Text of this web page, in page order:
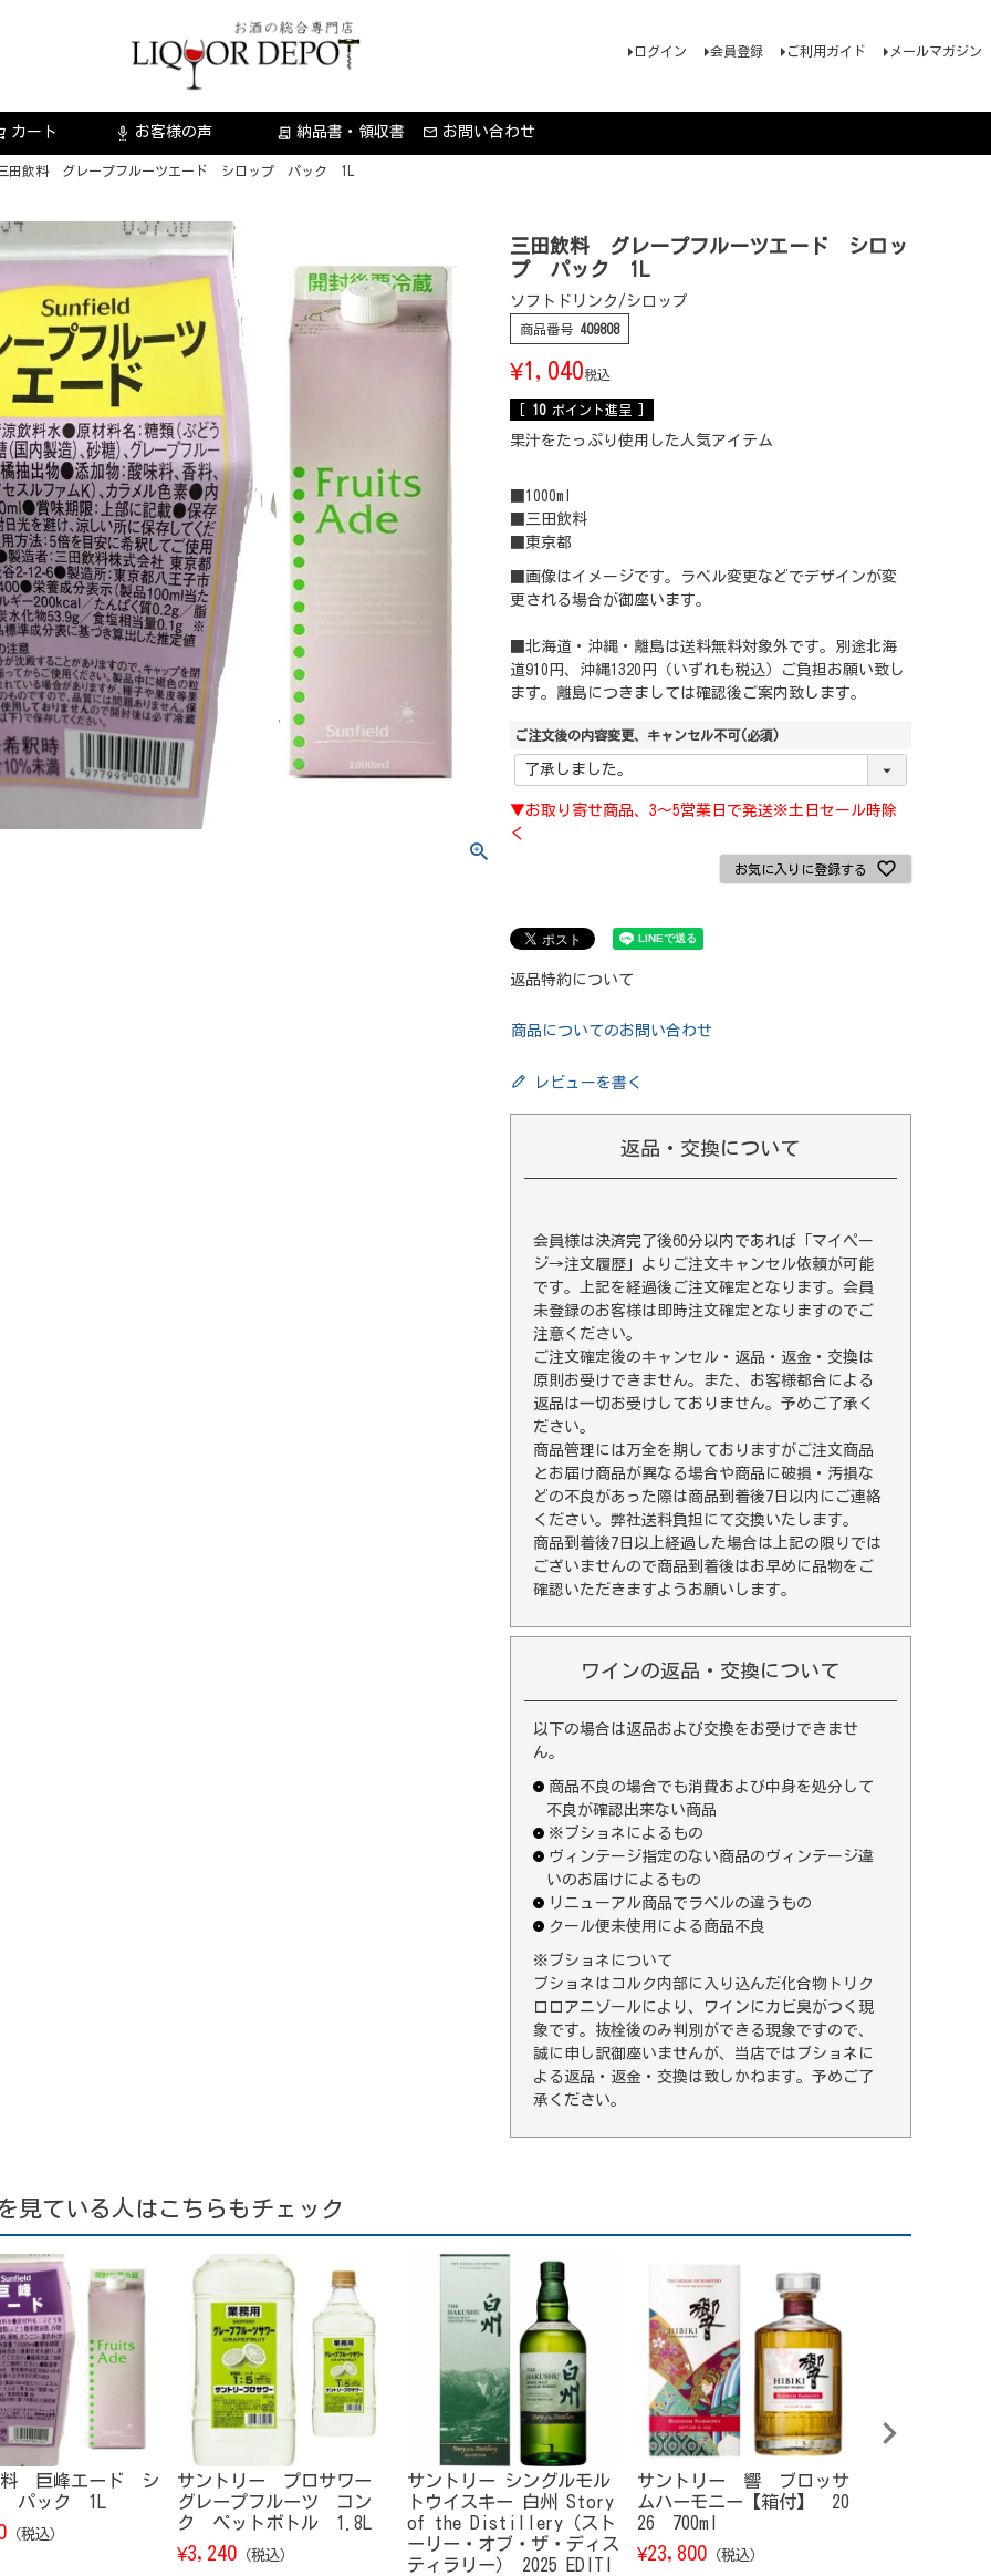
ログイン 会員登録 ご利用ガイド メールマガジン
カート settings_voice お客様の声 receipt_long 納品書・領収書 お問い合わせ
田飲料 グレープフルーツエード シロップ パック 1L
三田飲料 グレープフルーツエード シロッ
プ パック 1L
ソフトドリンク/シロップ
商品番号 409808
¥1,040税込
10 ポイント進呈 ]
果汁をたっぷり使用した人気アイテム
■1000ml
■三田飲料
■東京都
■画像はイメージです。ラベル変更などでデザインが変
更される場合が御座います。
■北海道・沖縄・離島は送料無料対象外です。別途北海
道910円、沖縄1320円（いずれも税込）ご負担お願い致し
ます。離島につきましては確認後ご案内致します。
ご注文後の内容変更、キャンセル不可(必須)
▼お取り寄せ商品、3～5営業日で発送※土日セール時除
く
お気に入りに登録する
返品特約について
商品についてのお問い合わせ
レビューを書く
返品・交換について
会員様は決済完了後60分以内であれば 「マイペー
ジ→注文履歴」 よりご注文キャンセル依頼が可能
です。上記を経過後ご注文確定となります。会員
未登録のお客様は即時注文確定となりますのでご
注意ください。
ご注文確定後のキャンセル・返品・返金・交換は
原則お受けできません。また、お客様都合による
返品は一切お受けしておりません。予めご了承く
ださい。
商品管理には万全を期しておりますがご注文商品
とお届け商品が異なる場合や商品に破損・汚損な
どの不良があった際は商品到着後7日以内にご連絡
ください。弊社送料負担にて交換いたします。
商品到着後7日以上経過した場合は上記の限りでは
ございませんので商品到着後はお早めに品物をご
確認いただきますようお願いします。
ワインの返品・交換について
以下の場合は返品および交換をお受けできませ
ん。
商品不良の場合でも消費および中身を処分して
不良が確認出来ない商品
※ブショネによるもの
ヴィンテージ指定のない商品のヴィンテージ違
いのお届けによるもの
リニューアル商品でラベルの違うもの
クール便未使用による商品不良
※ブショネについて
ブショネはコルク内部に入り込んだ化合物トリク
ロロアニゾールにより、ワインにカビ臭がつく現
象です。抜栓後のみ判別ができる現象ですので、
誠に申し訳御座いませんが、当店ではブショネに
よる返品・返金・交換は致しかねます。予めご了
承ください。
見ている人はこちらもチェック
料 巨峰エード シ
パック 1L
（税込）
サントリー プロサワー
グレープフルーツ コン
ク ペットボトル 1.8L
¥3,240 （税込）
サントリー シングルモル
トウイスキー 白州 Story
of the Distillery（スト
ーリー・オブ・ザ・ディス
ティラリー） 2025 EDITI
サントリー 響 ブロッサ
ムハーモニー【箱付】 20
26 700ml
¥23,800 （税込）